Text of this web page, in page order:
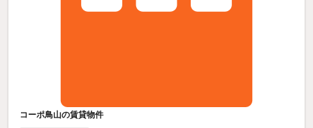
コーポ鳥山の賃貸物件